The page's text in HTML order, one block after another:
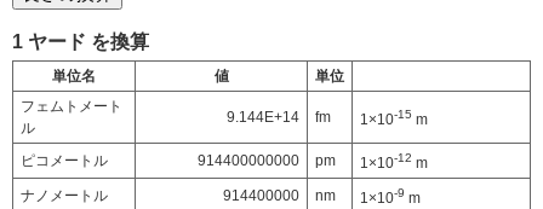
1 ヤード を換算
単位名 値
単位
フェムトメート
ル
9.144E+14 fm 1×10-15 m
ピコメートル 914400000000 pm 1×10-12 m
ナノメートル
914400000 nm 1×10-9 m